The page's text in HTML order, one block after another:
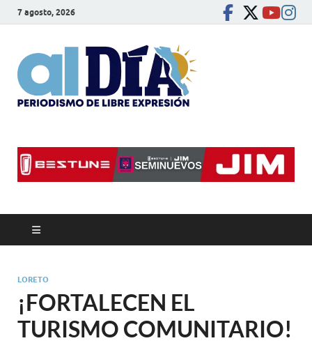
7 agosto, 2026
LORETO
¡FORTALECEN EL
TURISMO COMUNITARIO!